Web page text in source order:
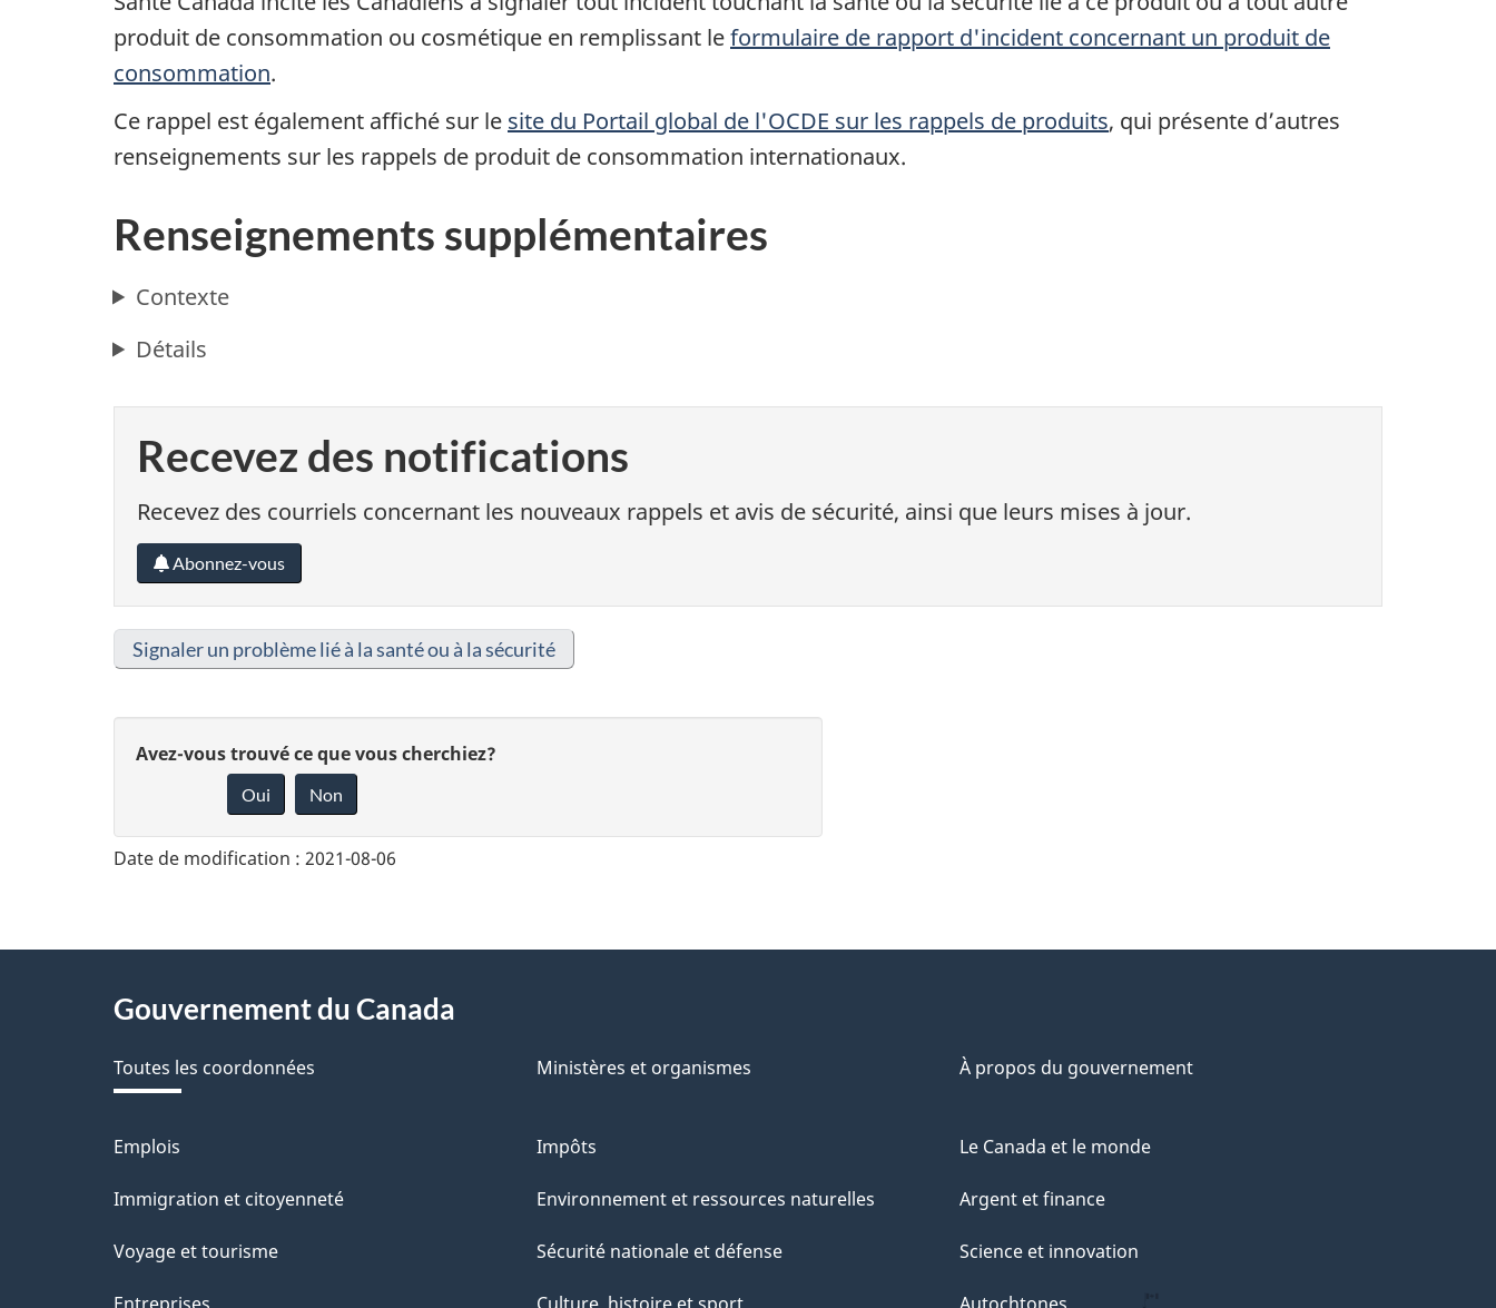
produit de consommation ou cosmétique en remplissant leformulaire de rapport d'incident concernant un produit de
consommation.
Ce rappel est également affiché sur le site du Portail global de l'OCDE sur les rappels de produits, qui présente d’autres
renseignements sur les rappels de produit de consommation internationaux.
Renseignements supplémentaires
Contexte
Détails
Recevez des notifications
Recevez des courriels concernant les nouveaux rappels et avis de sécurité, ainsi que leurs mises à jour.
Abonnez-vous
Signaler un problème lié à la santé ou à la sécurité
D
n
v
o
r
e
r
Avez-vous trouvé ce que vous cherchiez?
Oui Non
Date de modification : 2021-08-06
AboutGouvernement du Canada
Toutes les coordonnées Ministères et organismes À propos du gouvernement
Thèmes
et
Emplois
Immigration et citoyenneté
Voyage et tourisme
Entreprises
Impôts
Environnement et ressources naturelles
Sécurité nationale et défense
Culture, histoire et sport
Le Canada et le monde
Argent et finance
Science et innovation
Autochtones